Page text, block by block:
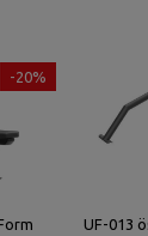
-20%
UF-013